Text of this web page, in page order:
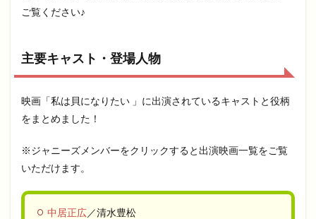
ご覧ください♪
主要キャスト・登場人物
映画「私は貝になりたい 」に出演されているキャストと役柄
をまとめました！
※ジャニーズメンバーをクリックすると出演映画一覧をご覧
いただけます。
中居正広／清水豊松